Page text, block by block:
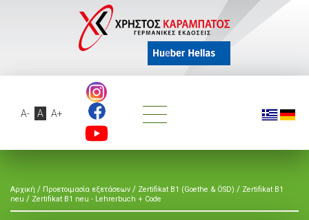
A- A A+
Αρχική / Προετοιμασία εξετάσεων / Zertifikat B1 (Goethe & ÖSD) / Zertifikat B1
neu / Zertifikat B1 neu - Lehrerbuch + Code